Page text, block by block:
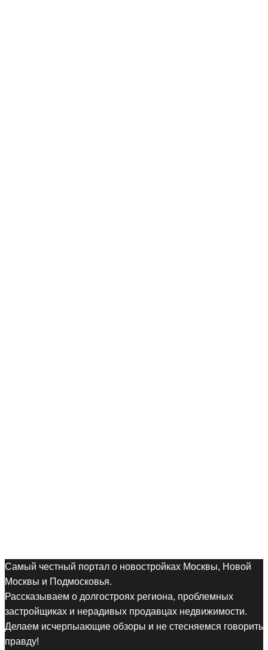
Самый честный портал о новостройках Москвы, Новой
Москвы и Подмосковья.
Рассказываем о долгостроях региона, проблемных
застройщиках и нерадивых продавцах недвижимости.
Делаем исчерпыающие обзоры и не стесняемся говорить
правду!